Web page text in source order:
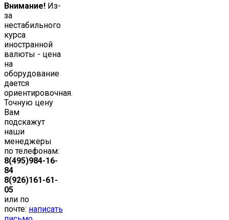
Внимание! Из-
за
нестабильного
курса
иностранной
валюты - цена
на
оборудование
дается
ориентировочная.
Точную цену
Вам
подскажут
наши
менеджеры
по телефонам:
8(495)984-16-
84
8(926)161-61-
05
или по
почте: написать